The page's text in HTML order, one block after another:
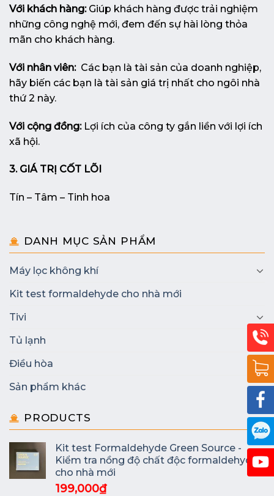
Với khách hàng:Giúp khách hàng được trải nghiệm
những công nghệ mới, đem đến sự hài lòng thỏa
mãn cho khách hàng.
Với nhân viên:Các bạn là tài sản của doanh nghiệp,
hãy biến các bạn là tài sản giá trị nhất cho ngôi nhà
thứ 2 này.
Với cộng đồng:Lợi ích của công ty gắn liền với lợi ích
xã hội.
3. GIÁ TRỊ CỐT LÕI
Tín – Tâm – Tinh hoa
DANH MỤC SẢN PHẨM
Máy lọc không khí
Kit test formaldehyde cho nhà mới
Tivi
Tủ lạnh
Điều hòa
Sản phẩm khác
PRODUCTS
Kit test Formaldehyde Green Source -
Kiểm tra nồng độ chất độc formaldehyde
cho nhà mới
199,000₫